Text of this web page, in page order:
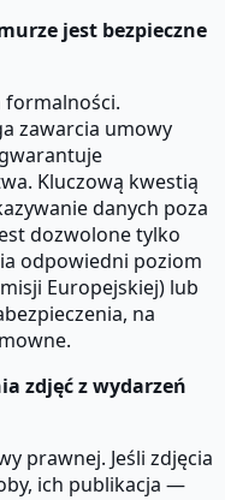
jest bezpieczne
formalności.
zawarcia umowy
Kluczową kwestią
danych poza
dozwolone tylko
odpowiedni poziom
Europejskiej) lub
na
zdjęć z wydarzeń
prawnej. Jeśli zdjęcia
ich publikacja —